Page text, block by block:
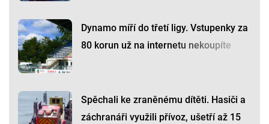
Dynamo míří do třetí ligy. Vstupenky za
80 korun už na internetu nekoupíte
Spěchali ke zraněnému dítěti. Hasiči a
záchranáři využili přívoz, ušetří až 15